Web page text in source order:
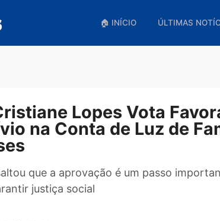
🏠 INÍCIO
Lopes Vota
na Conta de Luz
que a aprovação é um passo
justiça social